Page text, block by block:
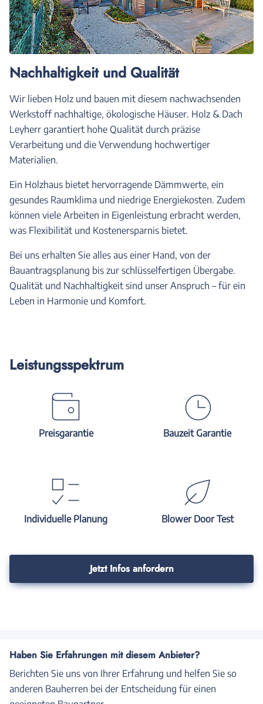
Nachhaltigkeit und Qualität
Wir lieben Holz und bauen mit diesem nachwachsenden
Werkstoff nachhaltige, ökologische Häuser. Holz & Dach
Leyherr garantiert hohe Qualität durch präzise
Verarbeitung und die Verwendung hochwertiger
Materialien.
Ein Holzhaus bietet hervorragende Dämmwerte, ein
gesundes Raumklima und niedrige Energiekosten. Zudem
können viele Arbeiten in Eigenleistung erbracht werden,
was Flexibilität und Kostenersparnis bietet.
Bei uns erhalten Sie alles aus einer Hand, von der
Bauantragsplanung bis zur schlüsselfertigen Übergabe.
Qualität und Nachhaltigkeit sind unser Anspruch – für ein
Leben in Harmonie und Komfort.
Leistungsspektrum
Preisgarantie Bauzeit Garantie
Individuelle Planung Blower Door Test
Jetzt Infos anfordern
Haben Sie Erfahrungen mit diesem Anbieter?
Berichten Sie uns von Ihrer Erfahrung und helfen Sie so
anderen Bauherren bei der Entscheidung für einen